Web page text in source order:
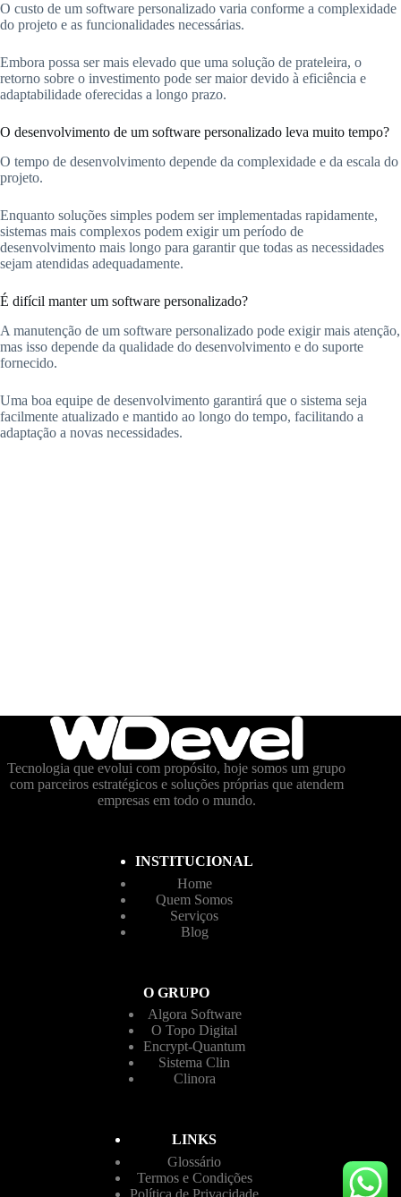
O custo de um software personalizado varia conforme a complexidade
do projeto e as funcionalidades necessárias.
Embora possa ser mais elevado que uma solução de prateleira, o
retorno sobre o investimento pode ser maior devido à eficiência e
adaptabilidade oferecidas a longo prazo.
O desenvolvimento de um software personalizado leva muito tempo?
O tempo de desenvolvimento depende da complexidade e da escala do
projeto.
Enquanto soluções simples podem ser implementadas rapidamente,
sistemas mais complexos podem exigir um período de
desenvolvimento mais longo para garantir que todas as necessidades
sejam atendidas adequadamente.
É difícil manter um software personalizado?
A manutenção de um software personalizado pode exigir mais atenção,
mas isso depende da qualidade do desenvolvimento e do suporte
fornecido.
Uma boa equipe de desenvolvimento garantirá que o sistema seja
facilmente atualizado e mantido ao longo do tempo, facilitando a
adaptação a novas necessidades.
Tecnologia que evolui com propósito, hoje somos um grupo
com parceiros estratégicos e soluções próprias que atendem
empresas em todo o mundo.
INSTITUCIONAL
Home
Quem Somos
Serviços
Blog
O GRUPO
Algora Software
O Topo Digital
Encrypt-Quantum
Sistema Clin
Clinora
LINKS
Glossário
Termos e Condições
Política de Privacidade